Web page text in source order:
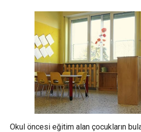
Okul öncesi eğitim alan çocukların